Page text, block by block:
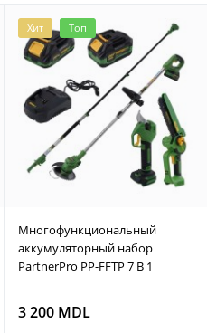
Хит Топ
Многофункциональный
аккумуляторный набор
PartnerPro PP-FFTP 7 В 1
3 200 MDL